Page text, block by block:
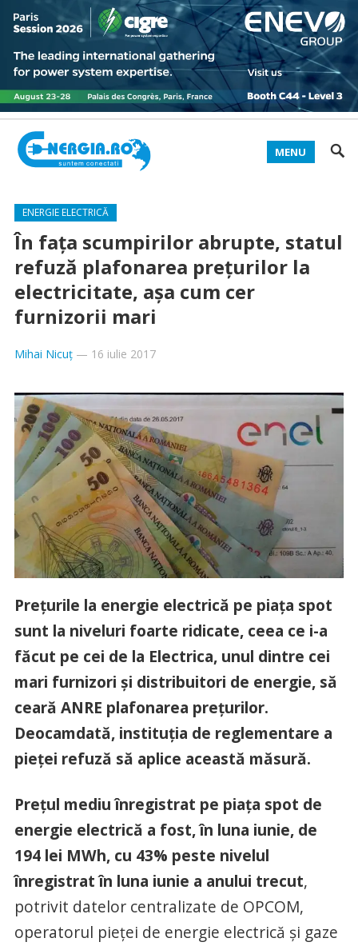
MENU
ENERGIE ELECTRICĂ
În faţa scumpirilor abrupte, statul
refuză plafonarea preţurilor la
electricitate, aşa cum cer
furnizorii mari
Mihai Nicuț— 16 iulie 2017
Preţurile la energie electrică pe piaţa spot
sunt la niveluri foarte ridicate, ceea ce i-a
făcut pe cei de la Electrica, unul dintre cei
mari furnizori şi distribuitori de energie, să
ceară ANRE plafonarea preţurilor.
Deocamdată, instituţia de reglementare a
pieţei refuză să aplice această măsură.
Preţul mediu înregistrat pe piaţa spot de
energie electrică a fost, în luna iunie, de
194 lei MWh, cu 43% peste nivelul
înregistrat în luna iunie a anului trecut,
potrivit datelor centralizate de OPCOM,
operatorul pieţei de energie electrică şi gaze